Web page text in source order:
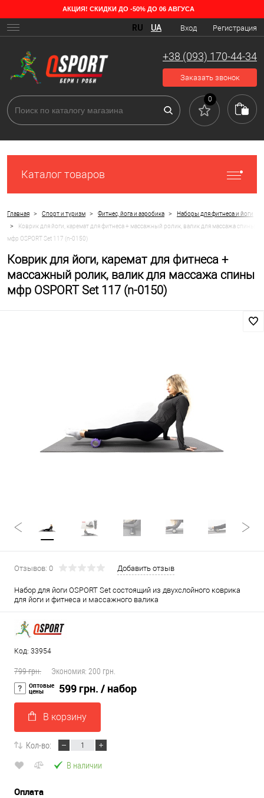
АКЦИЯ! СКИДКИ ДО -50% ДО 06 АВГУСА
Вход Регистрация
RU UA
+38 (093) 170-44-34
Заказать звонок
0
Каталог товаров
Главная > Спорт и туризм > Фитнес, йога и аэробика > Наборы для фитнеса и йоги
>
Коврик для йоги, каремат для фитнеса + массажный ролик, валик для массажа спины
мфр OSPORT Set 117 (n-0150)
Коврик для йоги, каремат для фитнеса +
массажный ролик, валик для массажа спины
мфр OSPORT Set 117 (n-0150)
Отзывов: 0 Добавить отзыв
Набор для йоги OSPORT Set состоящий из двухслойного коврика
для йоги и фитнеса и массажного валика
Код: 33954
799 грн. Экономия: 200 грн.
Оптовые
цены 599 грн. / набор
В корзину
Кол-во:
В наличии
Оплата